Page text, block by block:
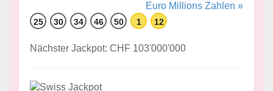
Euro Millions Zahlen »
25 30 34 46 50 1 12
Nächster Jackpot: CHF 103'000'000